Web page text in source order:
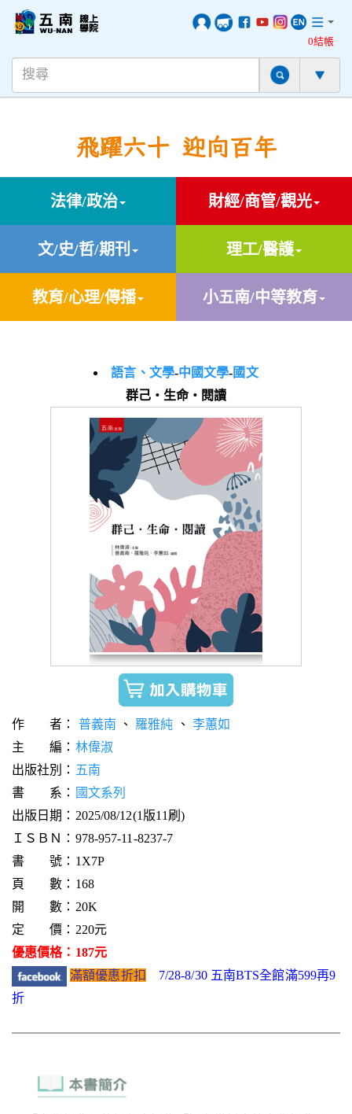
0結帳
飛躍六十 迎向百年
法律/政治 財經/商管/觀光
文/史/哲/期刊 理工/醫護
教育/心理/傳播 小五南/中等教育
語言、文學-中國文學-國文
群己‧生命‧閱讀
作 者： 普義南 、 羅雅純 、 李蕙如
主 編： 林偉淑
出版社別： 五南
書 系： 國文系列
出版日期：2025/08/12(1版11刷)
ＩＳＢＮ：978-957-11-8237-7
書 號：1X7P
頁 數：168
開 數：20K
定 價：220元
優惠價格：187元
滿額優惠折扣
7/28-8/30 五南BTS全館滿599再9
折